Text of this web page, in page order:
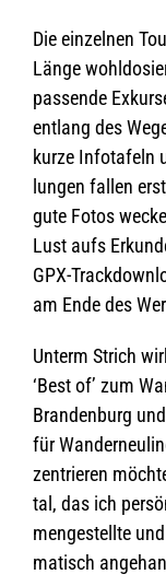
Die ein­zel­nen
Länge
pas­sende
ent­lang des
kurze Info­ta­feln
lun­gen fal­len
gute Fotos
Lust aufs
GPX-
am Ende des
Unterm Strich
‘Best of’ zum
Bran­den­burg
für
zen­trie­ren
tal, das ich
men­ge­stellte
ma­tisch